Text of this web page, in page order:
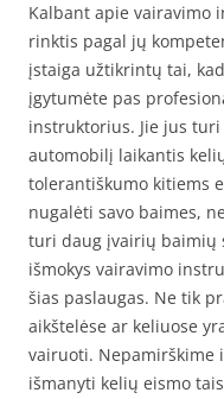
Kalbant apie vairavimo
rinktis pagal jų
įstaiga užtikrintų tai,
įgytumėte pas
instruktorius. Jie jus
automobilį laikantis
tolerantiškumo kitiems
nugalėti savo baimes,
turi daug įvairių baimių
išmokys vairavimo
šias paslaugas. Ne tik
aikštelėse ar keliuose
vairuoti. Nepamirškime
išmanyti kelių eismo